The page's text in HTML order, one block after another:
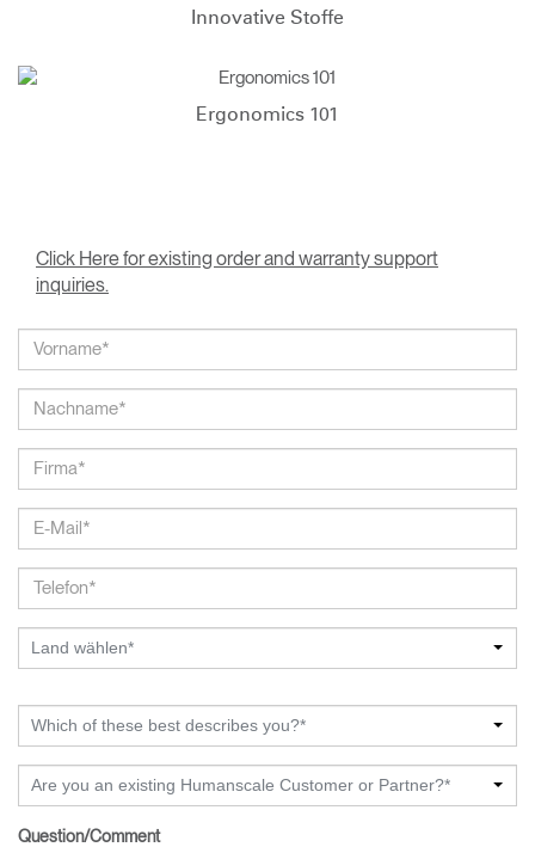
Innovative Stoffe
Ergonomics 101
Click Here for existing order and warranty support
inquiries.
Land wählen*
Which of these best describes you?*
Are you an existing Humanscale Customer or Partner?*
Question/Comment